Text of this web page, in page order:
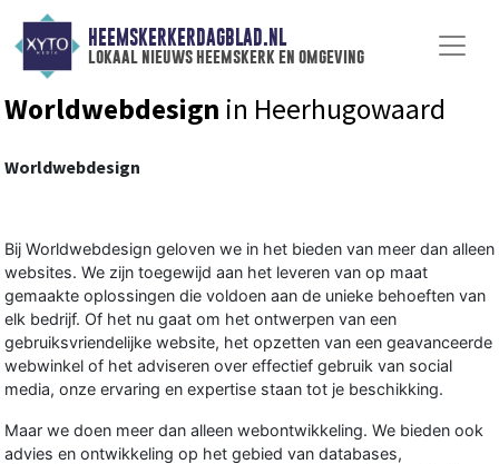
HEEMSKERKERDAGBLAD.NL
lokaal nieuws heemskerk en omgeving
Worldwebdesign in Heerhugowaard
Worldwebdesign
Bij Worldwebdesign geloven we in het bieden van meer dan alleen
websites. We zijn toegewijd aan het leveren van op maat
gemaakte oplossingen die voldoen aan de unieke behoeften van
elk bedrijf. Of het nu gaat om het ontwerpen van een
gebruiksvriendelijke website, het opzetten van een geavanceerde
webwinkel of het adviseren over effectief gebruik van social
media, onze ervaring en expertise staan tot je beschikking.
Maar we doen meer dan alleen webontwikkeling. We bieden ook
advies en ontwikkeling op het gebied van databases,